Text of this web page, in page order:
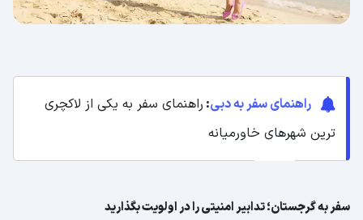
راهنمای سفر به دبی: راهنمای سفر به یکی از لاکچری
ترین شهرهای خاورمیانه
سفر به گرجستان؛ تدابیر امنیتی را در اولویت بگذارید